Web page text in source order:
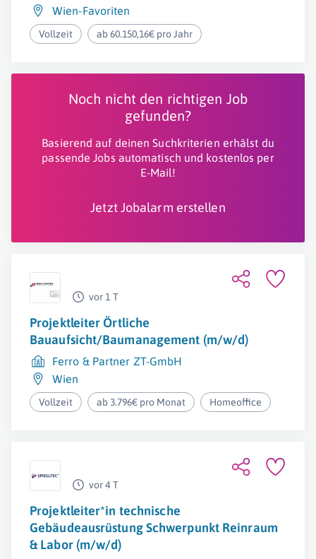
Wien-Favoriten
Vollzeit ab 60.150,16€ pro Jahr
Noch nicht den richtigen Job
gefunden?
Basierend auf deinen Suchkriterien erhälst du
passende Jobs automatisch und kostenlos per
E-Mail!
Jetzt Jobalarm erstellen
vor 1 T
Projektleiter Örtliche
Bauaufsicht/Baumanagement (m/w/d)
Ferro & Partner ZT-GmbH
Wien
Vollzeit ab 3.796€ pro Monat Homeoffice
vor 4 T
Projektleiter*in technische
Gebäudeausrüstung Schwerpunkt Reinraum
& Labor (m/w/d)